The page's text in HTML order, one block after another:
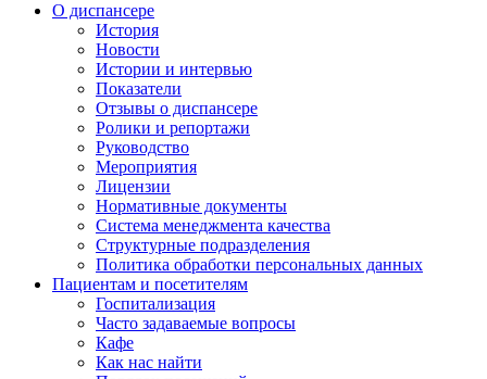
О диспансере
История
Новости
Истории и интервью
Показатели
Отзывы о диспансере
Ролики и репортажи
Руководство
Мероприятия
Лицензии
Нормативные документы
Система менеджмента качества
Структурные подразделения
Политика обработки персональных данных
Пациентам и посетителям
Госпитализация
Часто задаваемые вопросы
Кафе
Как нас найти